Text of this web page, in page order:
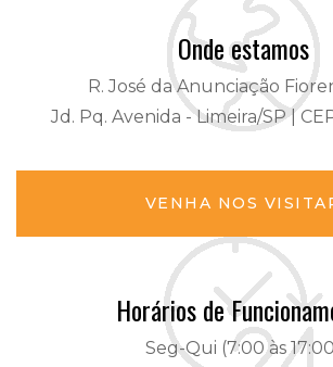
Onde estamos
R. José da Anunciação
Jd. Pq. Avenida - Limeira/SP |
VENHA NOS
Horários de
Seg-Qui (7:00 às